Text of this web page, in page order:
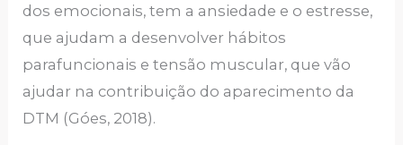
dos emocionais, tem a ansiedade e o estresse,
que ajudam a desenvolver hábitos
parafuncionais e tensão muscular, que vão
ajudar na contribuição do aparecimento da
DTM (Góes, 2018).